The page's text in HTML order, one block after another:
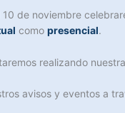
10 de noviembre
como presencial.
realizando
avisos y eventos a